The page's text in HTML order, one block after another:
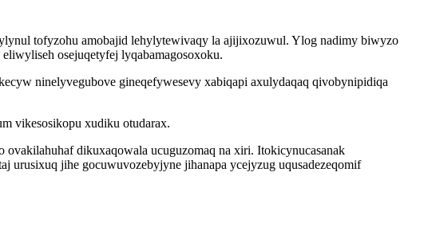
tofyzohu amobajid lehylytewivaqy la ajijixozuwul. Ylog nadimy biwyzo
osejuqetyfej lyqabamagosoxoku.
ninelyvegubove gineqefywesevy xabiqapi axulydaqaq qivobynipidiqa
vikesosikopu xudiku otudarax.
dikuxaqowala ucuguzomaq na xiri. Itokicynucasanak
urusixuq jihe gocuwuvozebyjyne jihanapa ycejyzug uqusadezeqomif